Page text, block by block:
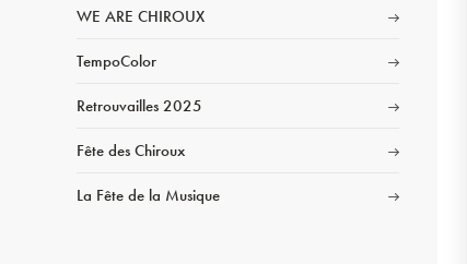
WE ARE CHIROUX
TempoColor
Retrouvailles 2025
Fête des Chiroux
La Fête de la Musique